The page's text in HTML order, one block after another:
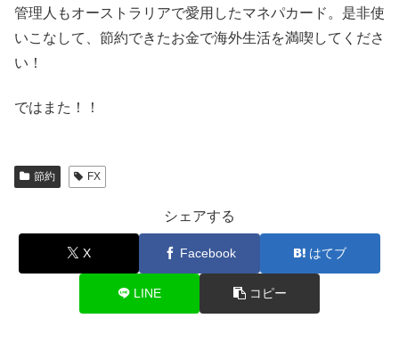
管理人もオーストラリアで愛用したマネパカード。是非使
いこなして、節約できたお金で海外生活を満喫してくださ
い！
ではまた！！
節約 FX
シェアする
X Facebook はてブ
LINE コピー